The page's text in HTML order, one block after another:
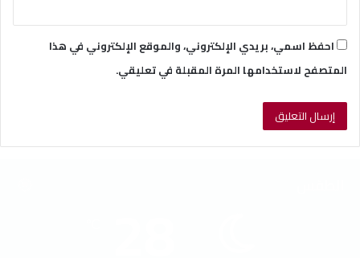
احفظ اسمي، بريدي الإلكتروني، والموقع الإلكتروني في هذا
المتصفح لاستخدامها المرة المقبلة في تعليقي.